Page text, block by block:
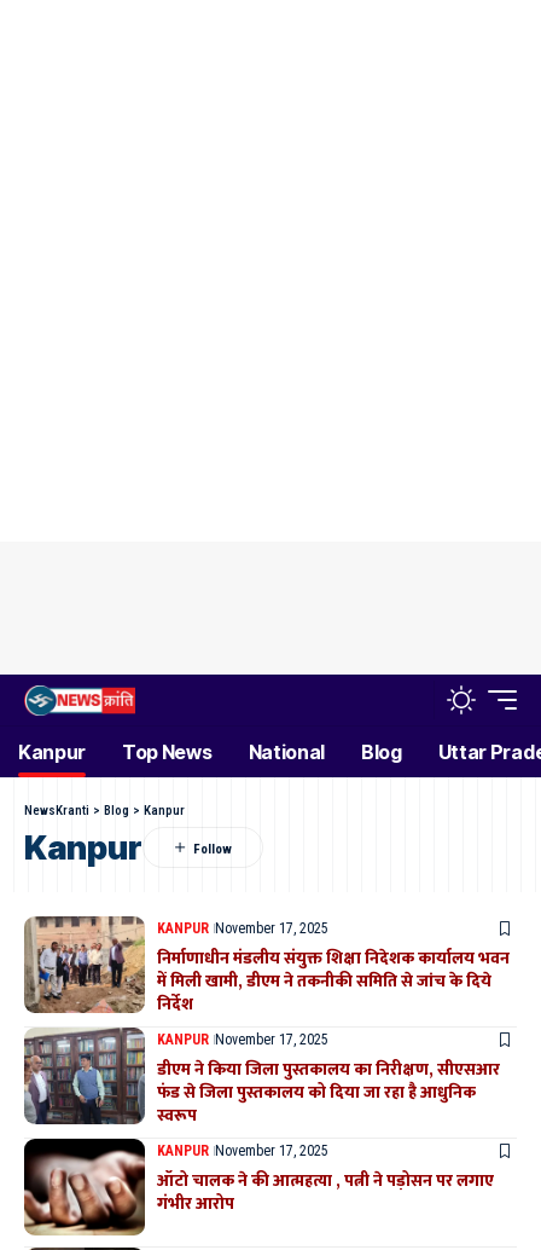
Kanpur Top News National Blog Uttar
NewsKranti > Blog > Kanpur
Kanpur
KANPUR November 17, 2025
निर्माणाधीन मंडलीय संयुक्त शिक्षा निदेशक कार्यालय भवन
में मिली खामी, डीएम ने तकनीकी समिति से जांच के दिये
निर्देश
KANPUR November 17, 2025
डीएम ने किया जिला पुस्तकालय का निरीक्षण, सीएसआर
फंड से जिला पुस्तकालय को दिया जा रहा है आधुनिक
स्वरूप
KANPUR November 17, 2025
ऑटो चालक ने की आत्महत्या , पत्नी ने पड़ोसन पर लगाए
गंभीर आरोप